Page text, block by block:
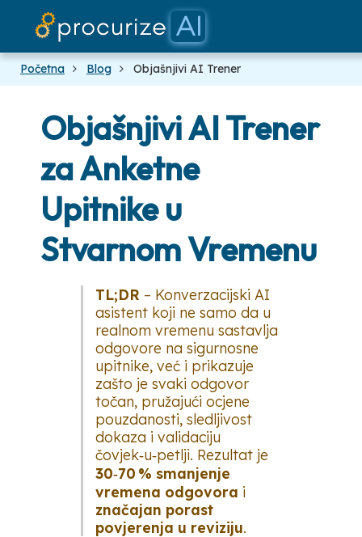
Početna Blog Objašnjivi AI Trener
Objašnjivi AI Trener
za Anketne
Upitnike u
Stvarnom Vremenu
TL;DR – Konverzacijski AI
asistent koji ne samo da u
realnom vremenu sastavlja
odgovore na sigurnosne
upitnike, već i prikazuje
zašto je svaki odgovor
točan, pružajući ocjene
pouzdanosti, sledljivost
dokaza i validaciju
čovjek‑u‑petlji. Rezultat je
30‑70 % smanjenje
vremena odgovora i
značajan porast
povjerenja u reviziju.